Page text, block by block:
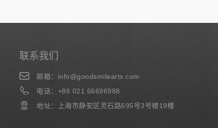
联系我们
邮箱：info@goodsmilearts.com
电话：+86 021 66696988
地址：上海市静安区灵石路695号3号楼19楼